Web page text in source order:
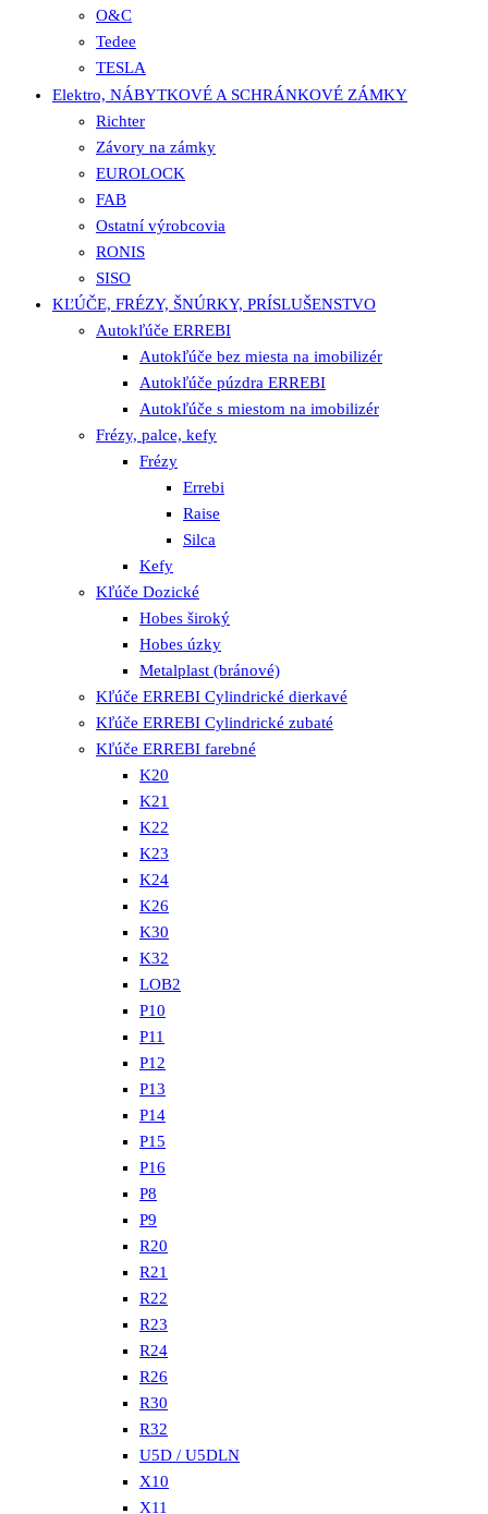
O&C
Tedee
TESLA
Elektro, NÁBYTKOVÉ A SCHRÁNKOVÉ ZÁMKY
Richter
Závory na zámky
EUROLOCK
FAB
Ostatní výrobcovia
RONIS
SISO
KĽÚČE, FRÉZY, ŠNÚRKY, PRÍSLUŠENSTVO
Autokľúče ERREBI
Autokľúče bez miesta na imobilizér
Autokľúče púzdra ERREBI
Autokľúče s miestom na imobilizér
Frézy, palce, kefy
Frézy
Errebi
Raise
Silca
Kefy
Kľúče Dozické
Hobes široký
Hobes úzky
Metalplast (bránové)
Kľúče ERREBI Cylindrické dierkavé
Kľúče ERREBI Cylindrické zubaté
Kľúče ERREBI farebné
K20
K21
K22
K23
K24
K26
K30
K32
LOB2
P10
P11
P12
P13
P14
P15
P16
P8
P9
R20
R21
R22
R23
R24
R26
R30
R32
U5D / U5DLN
X10
X11